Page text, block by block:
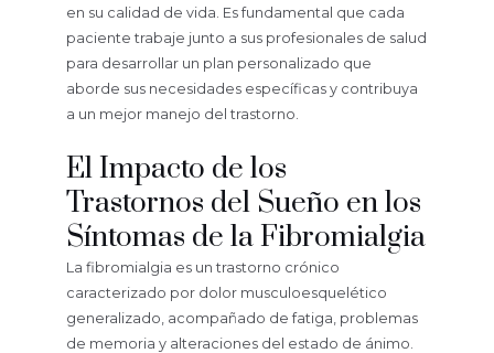
en su calidad de vida. Es fundamental que cada
paciente trabaje junto a sus profesionales de salud
para desarrollar un plan personalizado que
aborde sus necesidades específicas y contribuya
a un mejor manejo del trastorno.
El Impacto de los
Trastornos del Sueño en los
Síntomas de la Fibromialgia
La fibromialgia es un trastorno crónico
caracterizado por dolor musculoesquelético
generalizado, acompañado de fatiga, problemas
de memoria y alteraciones del estado de ánimo.